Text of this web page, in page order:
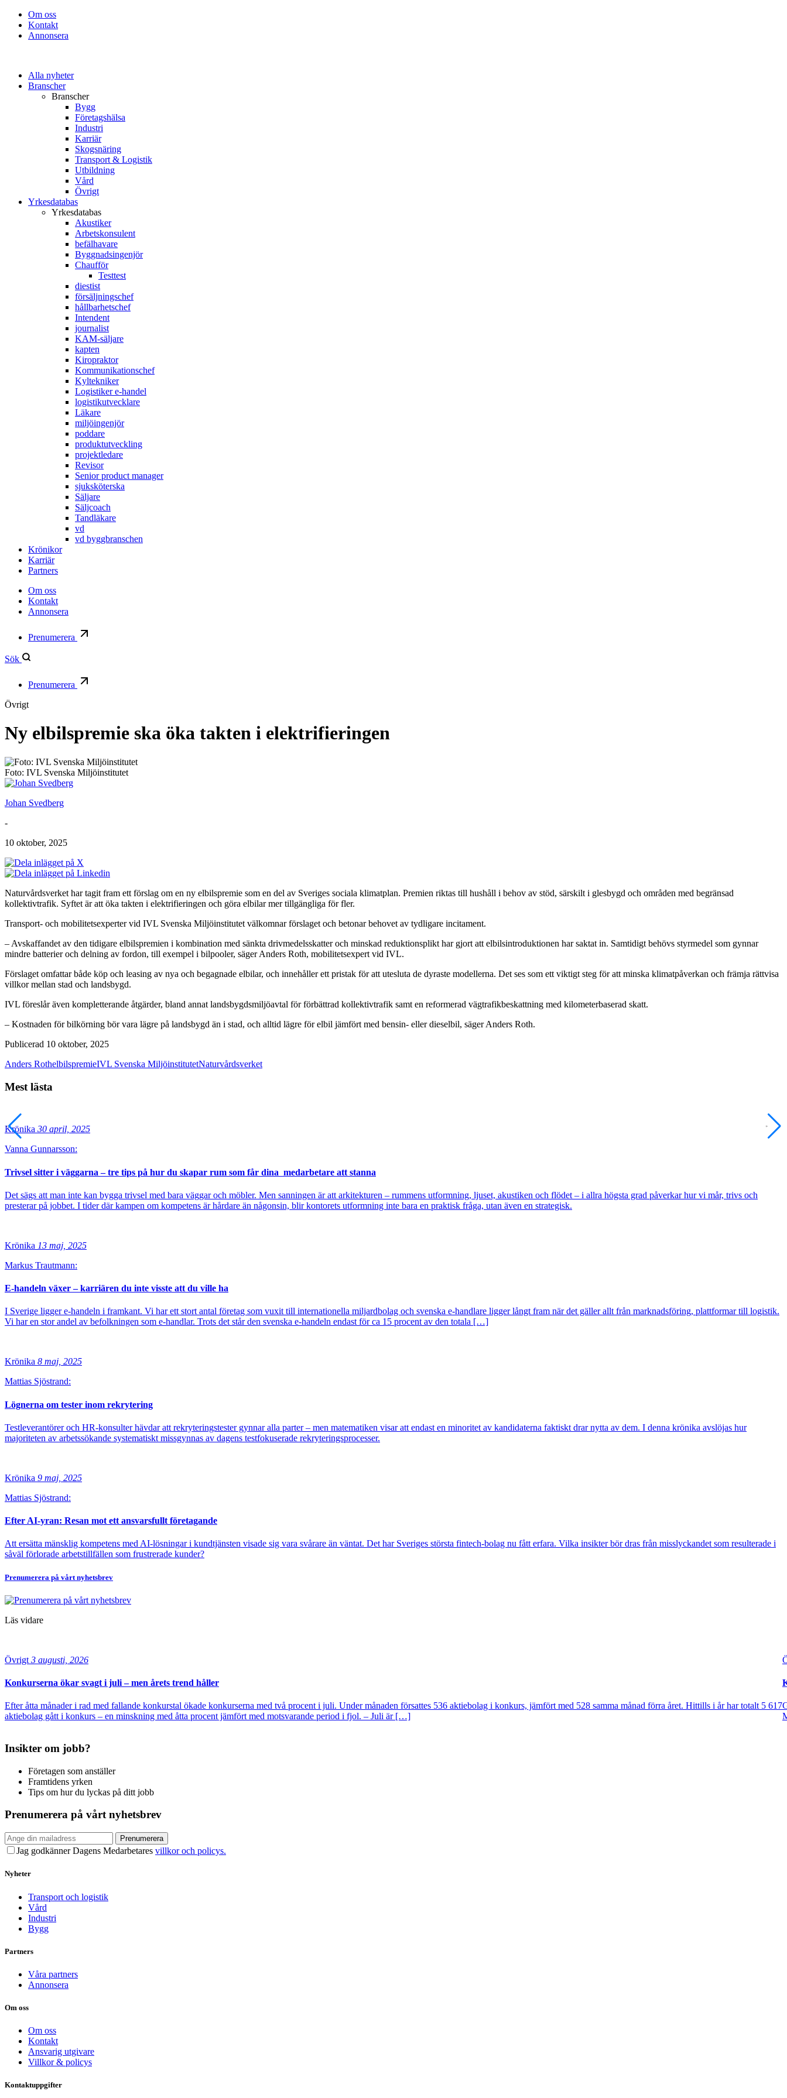
Om oss
Kontakt
Annonsera
Alla nyheter
Branscher
Branscher
Bygg
Företagshälsa
Industri
Karriär
Skogsnäring
Transport & Logistik
Utbildning
Vård
Övrigt
Yrkesdatabas
Yrkesdatabas
Akustiker
Arbetskonsulent
befälhavare
Byggnadsingenjör
Chaufför
Testtest
diestist
försäljningschef
hållbarhetschef
Intendent
journalist
KAM-säljare
kapten
Kiropraktor
Kommunikationschef
Kyltekniker
Logistiker e-handel
logistikutvecklare
Läkare
miljöingenjör
poddare
produktutveckling
projektledare
Revisor
Senior product manager
sjuksköterska
Säljare
Säljcoach
Tandläkare
vd
vd byggbranschen
Krönikor
Karriär
Partners
Om oss
Kontakt
Annonsera
Prenumerera
Sök
Prenumerera
Övrigt
Ny elbilspremie ska öka takten i elektrifieringen
Foto: IVL Svenska Miljöinstitutet
Johan Svedberg
-
10 oktober, 2025
Naturvårdsverket har tagit fram ett förslag om en ny elbilspremie som en del av Sveriges sociala klimatplan. Premien riktas till hushåll i behov av stöd, särskilt i glesbygd och områden med begränsad
kollektivtrafik. Syftet är att öka takten i elektrifieringen och göra elbilar mer tillgängliga för fler.
Transport- och mobilitetsexperter vid IVL Svenska Miljöinstitutet välkomnar förslaget och betonar behovet av tydligare incitament.
– Avskaffandet av den tidigare elbilspremien i kombination med sänkta drivmedelsskatter och minskad reduktionsplikt har gjort att elbilsintroduktionen har saktat in. Samtidigt behövs styrmedel som gynnar
mindre batterier och delning av fordon, till exempel i bilpooler, säger Anders Roth, mobilitetsexpert vid IVL.
Förslaget omfattar både köp och leasing av nya och begagnade elbilar, och innehåller ett pristak för att utesluta de dyraste modellerna. Det ses som ett viktigt steg för att minska klimatpåverkan och främja rättvisa
villkor mellan stad och landsbygd.
IVL föreslår även kompletterande åtgärder, bland annat landsbygdsmiljöavtal för förbättrad kollektivtrafik samt en reformerad vägtrafikbeskattning med kilometerbaserad skatt.
– Kostnaden för bilkörning bör vara lägre på landsbygd än i stad, och alltid lägre för elbil jämfört med bensin- eller dieselbil, säger Anders Roth.
Publicerad 10 oktober, 2025
Anders RothelbilspremieIVL Svenska MiljöinstitutetNaturvårdsverket
Mest lästa
Krönika 30 april, 2025
Vanna Gunnarsson:
Trivsel sitter i väggarna – tre tips på hur du skapar rum som får dina medarbetare att stanna
Det sägs att man inte kan bygga trivsel med bara väggar och möbler. Men sanningen är att arkitekturen – rummens utformning, ljuset, akustiken och flödet – i allra högsta grad påverkar hur vi mår, trivs och
presterar på jobbet. I tider där kampen om kompetens är hårdare än någonsin, blir kontorets utformning inte bara en praktisk fråga, utan även en strategisk.
Krönika 13 maj, 2025
Markus Trautmann:
E-handeln växer – karriären du inte visste att du ville ha
I Sverige ligger e-handeln i framkant. Vi har ett stort antal företag som vuxit till internationella miljardbolag och svenska e-handlare ligger långt fram när det gäller allt från marknadsföring, plattformar till logistik.
Vi har en stor andel av befolkningen som e-handlar. Trots det står den svenska e-handeln endast för ca 15 procent av den totala […]
Krönika 8 maj, 2025
Mattias Sjöstrand:
Lögnerna om tester inom rekrytering
Testleverantörer och HR-konsulter hävdar att rekryteringstester gynnar alla parter – men matematiken visar att endast en minoritet av kandidaterna faktiskt drar nytta av dem. I denna krönika avslöjas hur
majoriteten av arbetssökande systematiskt missgynnas av dagens testfokuserade rekryteringsprocesser.
Krönika 9 maj, 2025
Mattias Sjöstrand:
Efter AI-yran: Resan mot ett ansvarsfullt företagande
Att ersätta mänsklig kompetens med AI-lösningar i kundtjänsten visade sig vara svårare än väntat. Det har Sveriges största fintech-bolag nu fått erfara. Vilka insikter bör dras från misslyckandet som resulterade i
såväl förlorade arbetstillfällen som frustrerade kunder?
Prenumerera på vårt nyhetsbrev
Läs vidare
Övrigt 3 augusti, 2026
Konkurserna ökar svagt i juli – men årets trend håller
Efter åtta månader i rad med fallande konkurstal ökade konkurserna med två procent i juli. Under månaden försattes 536 aktiebolag i konkurs, jämfört med 528 samma månad förra året. Hittills i år har totalt 5 617
aktiebolag gått i konkurs – en minskning med åtta procent jämfört med motsvarande period i fjol. – Juli är […]
Insikter om jobb?
Företagen som anställer
Framtidens yrken
Tips om hur du lyckas på ditt jobb
Prenumerera på vårt nyhetsbrev
Prenumerera
Jag godkänner Dagens Medarbetares villkor och policys.
Nyheter
Transport och logistik
Vård
Industri
Bygg
Partners
Våra partners
Annonsera
Om oss
Om oss
Kontakt
Ansvarig utgivare
Villkor & policys
Kontaktuppgifter